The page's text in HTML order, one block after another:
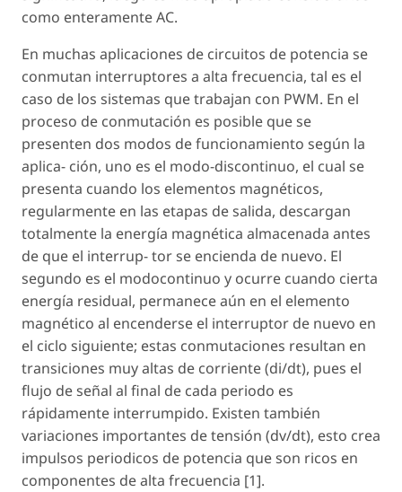
como enteramente AC.
En muchas aplicaciones de circuitos de potencia se
conmutan interruptores a alta frecuencia, tal es el
caso de los sistemas que trabajan con PWM. En el
proceso de conmutación es posible que se
presenten dos modos de funcionamiento según la
aplica- ción, uno es el modo-discontinuo, el cual se
presenta cuando los elementos magnéticos,
regularmente en las etapas de salida, descargan
totalmente la energía magnética almacenada antes
de que el interrup- tor se encienda de nuevo. El
segundo es el modocontinuo y ocurre cuando cierta
energía residual, permanece aún en el elemento
magnético al encenderse el interruptor de nuevo en
el ciclo siguiente; estas conmutaciones resultan en
transiciones muy altas de corriente (di/dt), pues el
flujo de señal al final de cada periodo es
rápidamente interrumpido. Existen también
variaciones importantes de tensión (dv/dt), esto crea
impulsos periodicos de potencia que son ricos en
componentes de alta frecuencia [1].